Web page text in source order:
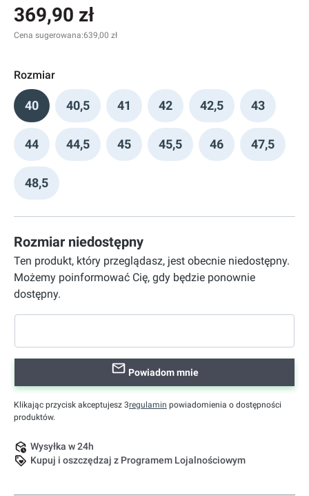
369,90 zł
Cena sugerowana:639,00 zł
Rozmiar
40 40,5 41 42 42,5 43
44 44,5 45 45,5 46 47,5
48,5
Rozmiar niedostępny
Ten produkt, który przeglądasz, jest obecnie niedostępny.
Możemy poinformować Cię, gdy będzie ponownie
dostępny.
Powiadom mnie
Klikając przycisk akceptujesz 3regulamin powiadomienia o dostępności
produktów.
Wysyłka w 24h
Kupuj i oszczędzaj z Programem Lojalnościowym